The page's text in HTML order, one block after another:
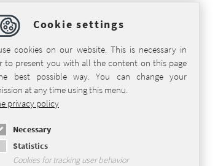
Cookie settings
cookies on our website. This is necessary in
to present you with all the content on this page
best possible way. You can change your
at any time using this menu.
privacy policy
Necessary
Statistics
Cookies for tracking user behavior